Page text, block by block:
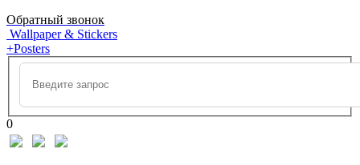
Обратный звонок
Wallpaper & Stickers
+Posters
0